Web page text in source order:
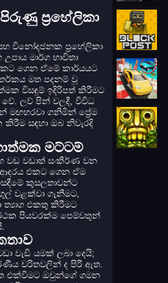
ප්‍රහේලිකා
සහ විනෝදජනක ප්‍රහේලිකා
මාර්ග භාවිතා
ගෙන ඒමේ කාර්යයට
මත පදනම් වූ
විසඳුම් ඉදිරිපත් කිරීමට
වේ. ලව් පින් වලදී, විවිධ
මඟහරවා ගනිමින් ප්‍රේම
සඳහා ඔබ නිවැරදි
මට්ටම්
වඩ වඩාත් සංකීර්ණ වන
එකට ගෙන ඒම
කුසලතාවන්ට
වළක්වා ගැනීමට,
ත්‍යාග එකතු කිරීමට
පියවරක්ම පෙම්වතුන්
වැඩි යමක් ලබා දෙයි;
චරිතවලින් ද පිරී ඇත.
එක්වීමට ඔවුන්ගේ ගමන